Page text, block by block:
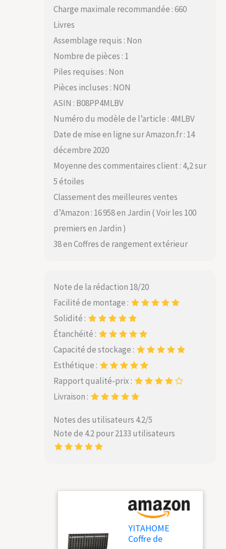
Charge maximale recommandée : 660
Livres
Assemblage requis : Non
Nombre de pièces : 1
Piles requises : Non
Pièces incluses : NON
ASIN : B08PP4MLBV
Numéro du modèle de l’article : 4MLBV
Date de mise en ligne sur Amazon.fr : 14
décembre 2020
Moyenne des commentaires client : 4,2 sur
5 étoiles
Classement des meilleures ventes
d’Amazon : 16 958 en Jardin ( Voir les 100
premiers en Jardin )
38 en Coffres de rangement extérieur
Note de la rédaction 18/20
Facilité de montage :
Solidité :
Étanchéité :
Capacité de stockage :
Esthétique :
Rapport qualité-prix :
Livraison :
Notes des utilisateurs 4.2/5
Note de 4.2 pour 2133 utilisateurs
YITAHOME
Coffre de